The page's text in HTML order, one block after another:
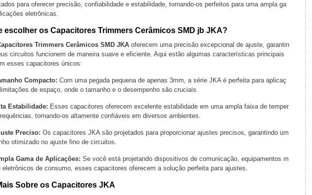
para oferecer precisão, confiabilidade e estabilidade, tornando-os perfeitos para uma ampla ga
eletrônicas.
escolher os Capacitores Trimmers Cerâmicos SMD jb JKA?
Trimmers Cerâmicos SMD JKAoferecem uma precisão excepcional de ajuste, garantin
circuitos funcionem de maneira suave e eficiente. Aqui estão algumas características principais
esses capacitores únicos:
Compacto: Com uma pegada pequena de apenas 3mm, a série JKA é perfeita para aplicaç
de espaço, onde o tamanho e o desempenho são cruciais.
Estabilidade: Esses capacitores oferecem excelente estabilidade em uma ampla faixa de temper
tornando-os altamente confiáveis em diversos ambientes.
Preciso: Os capacitores JKA são projetados para proporcionar ajustes precisos, garantindo um
otimizado no ajuste fino de circuitos.
Gama de Aplicações: Se você está projetando dispositivos de comunicação, equipamentos m
eletrônicos de consumo, esses capacitores oferecem a solução perfeita para ajustes.
Sobre os Capacitores JKA